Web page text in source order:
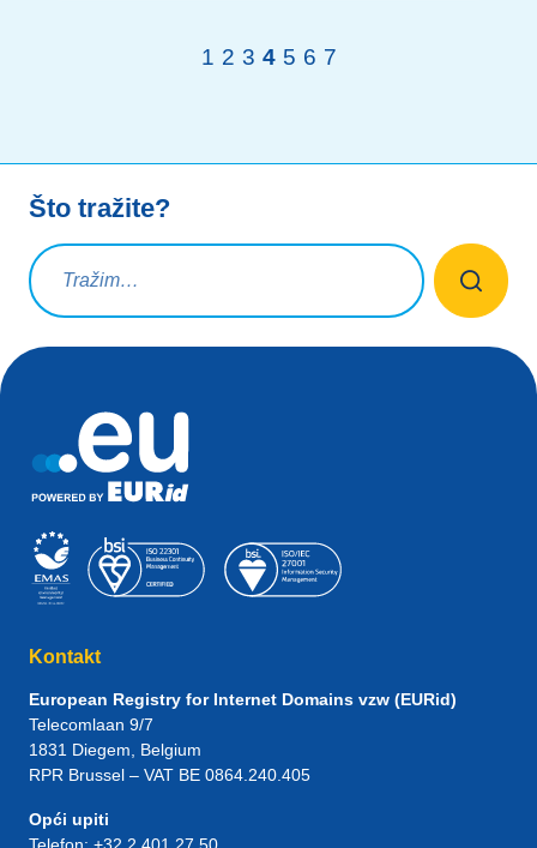
1 2 3 4 5 6 7
Što tražite?
Upit za pretraživanje
Kontakt
European Registry for Internet Domains vzw (EURid)
Telecomlaan 9/7
1831 Diegem, Belgium
RPR Brussel – VAT BE 0864.240.405
Opći upiti